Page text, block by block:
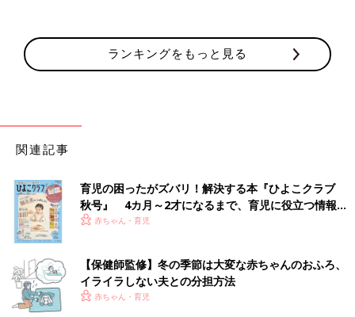
ランキングをもっと見る
関連記事
育児の困ったがズバリ！解決する本『ひよこクラブ
秋号』 4カ月～2才になるまで、育児に役立つ情報が
いっぱい！
赤ちゃん・育児
【保健師監修】冬の季節は大変な赤ちゃんのおふろ、
イライラしない夫との分担方法
赤ちゃん・育児